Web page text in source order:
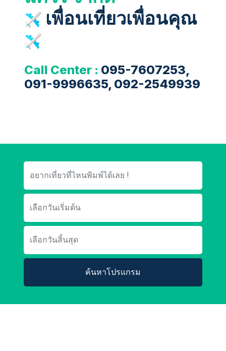
เพื่อนเที่ยวเพื่อนคุณ
Call Center : 095-7607253,
091-9996635, 092-2549939
ค้นหาโปรแกรม